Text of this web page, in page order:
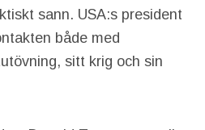
sann. USA:s president
både med
sitt krig och sin